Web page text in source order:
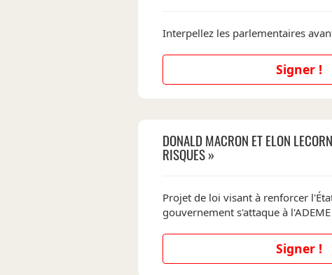
Interpellez les parlementaires
Signer !
DONALD MACRON ET ELON
RISQUES »
Projet de loi visant à renforcer
gouvernement s'attaque à l'ADEME
Signer !